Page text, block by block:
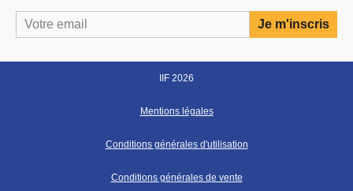
IIF 2026
Mentions légales
Conditions générales d'utilisation
Conditions générales de vente